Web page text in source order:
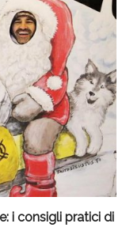
i consigli pratici di